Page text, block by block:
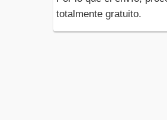
totalmente gratuito.